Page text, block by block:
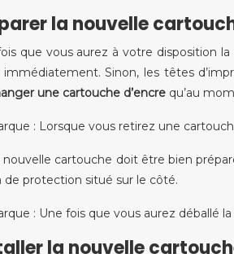
la nouvelle
que vous aurez à votre disposition
immédiatement. Sinon, les têtes
une cartouche d’encre qu’au
: Lorsque vous retirez une
cartouche doit être bien
de protection situé sur le côté.
: Une fois que vous aurez déballé
la nouvelle